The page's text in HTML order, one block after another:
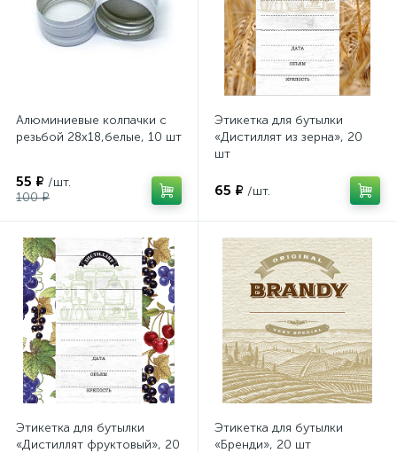
Алюминиевые колпачки с
резьбой 28х18,белые, 10 шт
55 ₽ /шт.
100 ₽
Этикетка для бутылки
«Дистиллят из зерна», 20
шт
65 ₽ /шт.
Этикетка для бутылки
«Дистиллят фруктовый», 20
Этикетка для бутылки
«Бренди», 20 шт